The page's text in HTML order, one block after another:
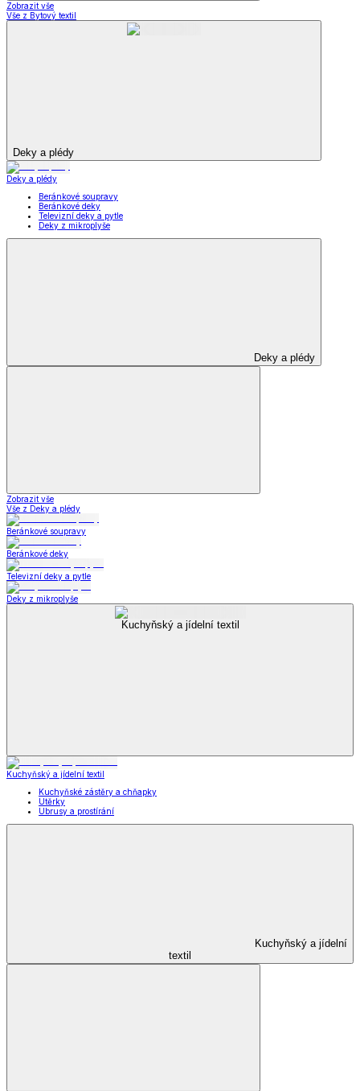
Zobrazit vše
Vše z Bytový textil
Deky a plédy
Deky a plédy
Beránkové soupravy
Beránkové deky
Televizní deky a pytle
Deky z mikroplyše
Deky a plédy
Zobrazit vše
Vše z Deky a plédy
Beránkové soupravy
Beránkové deky
Televizní deky a pytle
Deky z mikroplyše
Kuchyňský a jídelní textil
Kuchyňský a jídelní textil
Kuchyňské zástěry a chňapky
Utěrky
Ubrusy a prostírání
Kuchyňský a jídelní
textil